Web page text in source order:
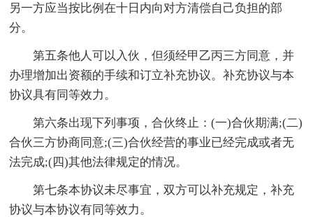
另一方应当按比例在十日内向对方清偿自己负担的部
分。
第五条他人可以入伙，但须经甲乙丙三方同意，并
办理增加出资额的手续和订立补充协议。补充协议与本
协议具有同等效力。
第六条出现下列事项，合伙终止：(一)合伙期满;(二)
合伙三方协商同意;(三)合伙经营的事业已经完成或者无
法完成;(四)其他法律规定的情况。
第七条本协议未尽事宜，双方可以补充规定，补充
协议与本协议有同等效力。